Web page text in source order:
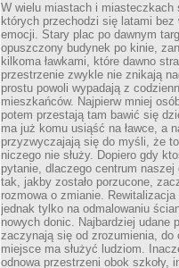
W wielu miastach i miasteczkach
których przechodzi się latami bez
emocji. Stary plac po dawnym
opuszczony budynek po kinie,
kilkoma ławkami, które dawno
przestrzenie zwykle nie znikają
prostu powoli wypadają z
mieszkańców. Najpierw mniej
potem przestają tam bawić się
ma już komu usiąść na ławce, a
przyzwyczajają się do myśli, że
niczego nie służy. Dopiero gdy
pytanie, dlaczego centrum naszej
tak, jakby zostało porzucone,
rozmowa o zmianie. Rewitalizacja
jednak tylko na odmalowaniu
nowych donic. Najbardziej udane
zaczynają się od zrozumienia, do
miejsce ma służyć ludziom.
odnowa przestrzeni obok szkoły,